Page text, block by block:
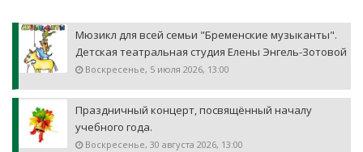
Мюзикл для всей семьи "Бременские музыканты".
Детская театральная студия Елены Энгель-Зотовой
Воскресенье, 5 июля 2026, 13:00
Праздничный концерт, посвящённый началу
учебного года.
Воскресенье, 30 августа 2026, 13:00